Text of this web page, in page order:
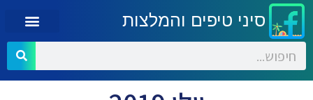
סיני טיפים והמלצות